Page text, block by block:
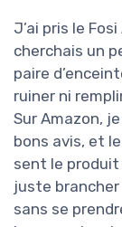
J’ai pris le
cherchais un
paire
ruiner ni
Sur Amazon,
bons avis, et
sent le produit
juste
sans se